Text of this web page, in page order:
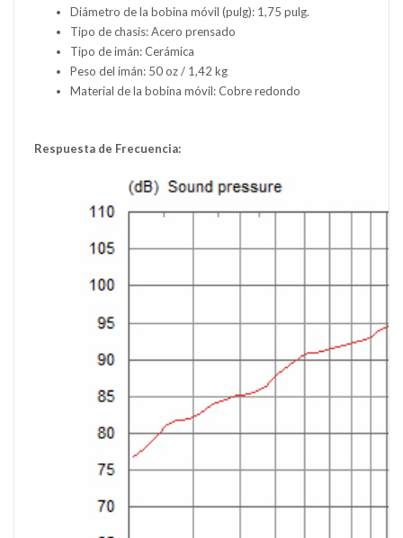
Diámetro de la bobina móvil (pulg): 1,75 pulg.
Tipo de chasis: Acero prensado
Tipo de imán: Cerámica
Peso del imán: 50 oz / 1,42 kg
Material de la bobina móvil: Cobre redondo
Respuesta de Frecuencia: